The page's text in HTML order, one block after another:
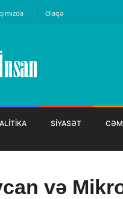
Əlaqə
SİYASƏT
və